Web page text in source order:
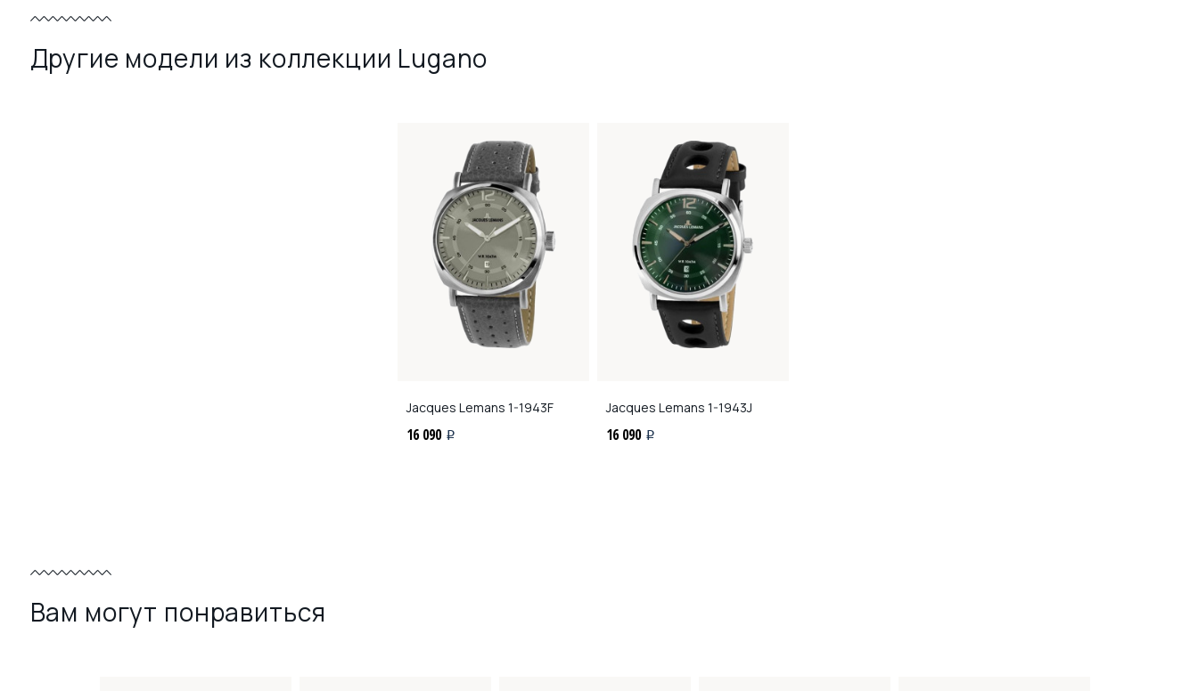
Другие модели из коллекции Lugano
Jacques Lemans 1-1943F
16 090 i
Jacques Lemans 1-1943J
16 090 i
Вам могут понравиться